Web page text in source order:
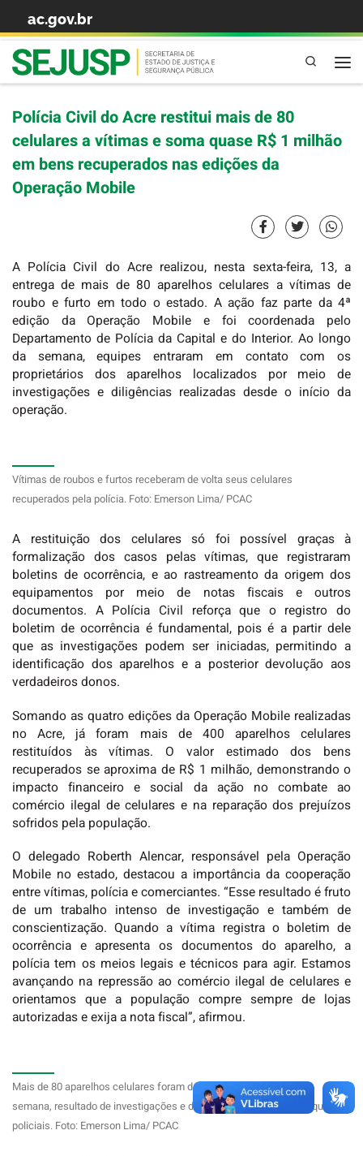
Skip to content
ac.gov.br
Pesquisa
Polícia Civil do Acre restitui mais de 80
celulares a vítimas e soma quase R$ 1 milhão
em bens recuperados nas edições da
Operação Mobile
A Polícia Civil do Acre realizou, nesta sexta-feira, 13, a
entrega de mais de 80 aparelhos celulares a vítimas de
roubo e furto em todo o estado. A ação faz parte da 4ª
edição da Operação Mobile e foi coordenada pelo
Departamento de Polícia da Capital e do Interior. Ao longo
da semana, equipes entraram em contato com os
proprietários dos aparelhos localizados por meio de
investigações e diligências realizadas desde o início da
operação.
Vítimas de roubos e furtos receberam de volta seus celulares
recuperados pela polícia. Foto: Emerson Lima/ PCAC
A restituição dos celulares só foi possível graças à
formalização dos casos pelas vítimas, que registraram
boletins de ocorrência, e ao rastreamento da origem dos
equipamentos por meio de notas fiscais e outros
documentos. A Polícia Civil reforça que o registro do
boletim de ocorrência é fundamental, pois é a partir dele
que as investigações podem ser iniciadas, permitindo a
identificação dos aparelhos e a posterior devolução aos
verdadeiros donos.
Somando as quatro edições da Operação Mobile realizadas
no Acre, já foram mais de 400 aparelhos celulares
restituídos às vítimas. O valor estimado dos bens
recuperados se aproxima de R$ 1 milhão, demonstrando o
impacto financeiro e social da ação no combate ao
comércio ilegal de celulares e na reparação dos prejuízos
sofridos pela população.
O delegado Roberth Alencar, responsável pela Operação
Mobile no estado, destacou a importância da cooperação
entre vítimas, polícia e comerciantes. “Esse resultado é fruto
de um trabalho intenso de investigação e também de
conscientização. Quando a vítima registra o boletim de
ocorrência e apresenta os documentos do aparelho, a
polícia tem os meios legais e técnicos para agir. Estamos
avançando na repressão ao comércio ilegal de celulares e
orientamos que a população compre sempre de lojas
autorizadas e exija a nota fiscal”, afirmou.
Mais de 80 aparelhos celulares foram devolvidos às vítimas nesta
semana, resultado de investigações e do trabalho integrado das equipes
policiais. Foto: Emerson Lima/ PCAC